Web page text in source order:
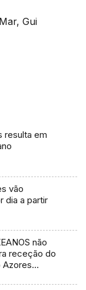
Gui
resulta em
vão
dia a partir
não
receção do
Azores